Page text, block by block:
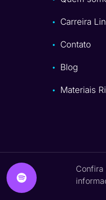
Carreira
Contato
Blog
Materiais
Confira